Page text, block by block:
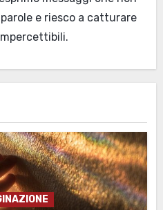
e riesco a catturare